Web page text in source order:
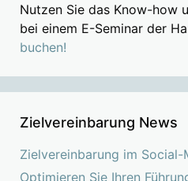
Nutzen Sie das Know-how
bei einem E-Seminar der
buchen!
Zielvereinbarung News
Zielvereinbarung im Social-
Optimieren Sie Ihren